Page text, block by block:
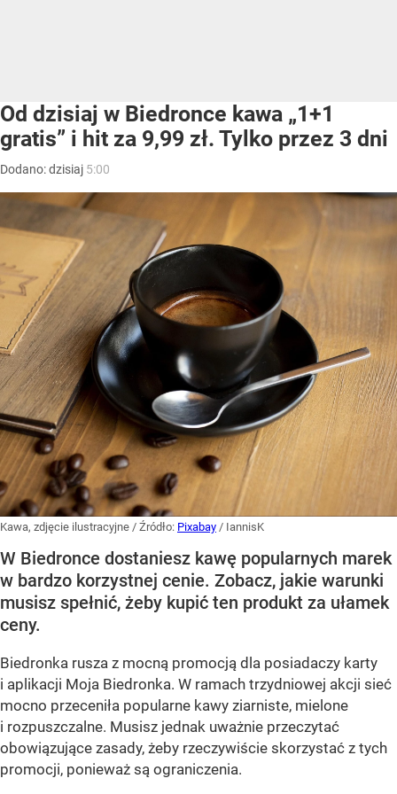
Od dzisiaj w Biedronce kawa „1+1
gratis” i hit za 9,99 zł. Tylko przez 3 dni
Dodano:dzisiaj 5:00
Kawa, zdjęcie ilustracyjne / Źródło: Pixabay / IannisK
W Biedronce dostaniesz kawę popularnych marek
w bardzo korzystnej cenie. Zobacz, jakie warunki
musisz spełnić, żeby kupić ten produkt za ułamek
ceny.
Biedronka rusza z mocną promocją dla posiadaczy karty
i aplikacji Moja Biedronka. W ramach trzydniowej akcji sieć
mocno przeceniła popularne kawy ziarniste, mielone
i rozpuszczalne. Musisz jednak uważnie przeczytać
obowiązujące zasady, żeby rzeczywiście skorzystać z tych
promocji, ponieważ są ograniczenia.